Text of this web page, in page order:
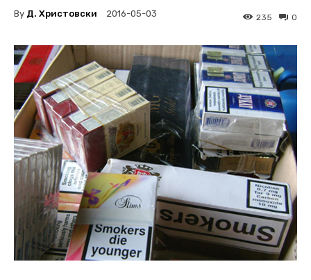
By Д. Христовски 2016-05-03 0
235